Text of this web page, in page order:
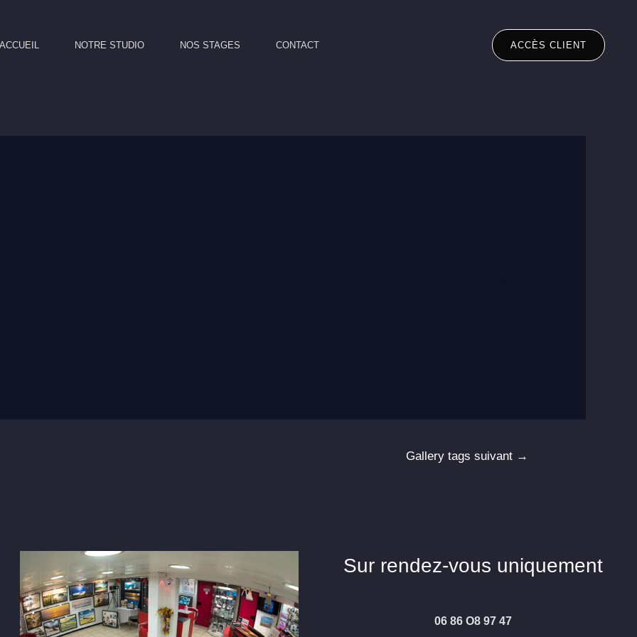
ACCUEIL NOTRE STUDIO NOS STAGES CONTACT ACCÈS CLIENT
Gallery tags suivant →
Sur rendez-vous uniquement
06 86 O8 97 47